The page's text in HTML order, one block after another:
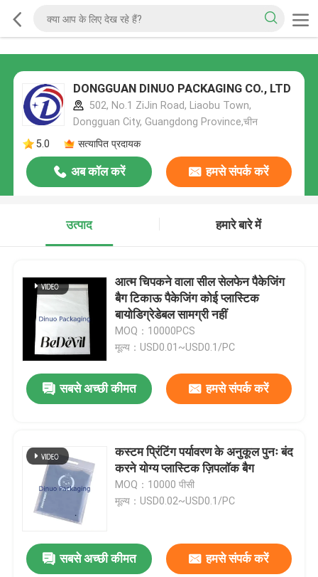
DONGGUAN DINUO PACKAGING CO., LTD
502, No.1 ZiJin Road, Liaobu Town,
Dongguan City, Guangdong Province,चीन
5.0
सत्यापित प्रदायक
अब कॉल करें हमसे संपर्क करें
उत्पाद हमारे बारे में
आत्म चिपकने वाला सील सेलफेन पैकेजिंग
बैग टिकाऊ पैकेजिंग कोई प्लास्टिक
बायोडिग्रेडेबल सामग्री नहीं
MOQ：10000PCS
मूल्य：USD0.01~USD0.1/PC
सबसे अच्छी कीमत हमसे संपर्क करें
कस्टम प्रिंटिंग पर्यावरण के अनुकूल पुनः बंद
करने योग्य प्लास्टिक ज़िपलॉक बैग
MOQ：10000 पीसी
मूल्य：USD0.02~USD0.1/PC
सबसे अच्छी कीमत हमसे संपर्क करें